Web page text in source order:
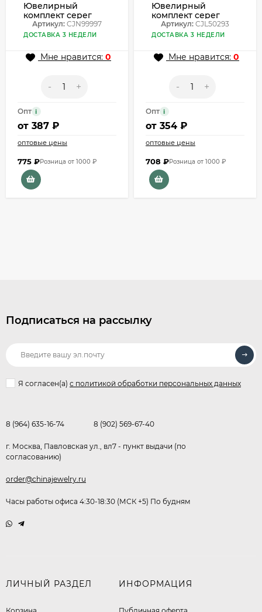
Ювелирный
комплект серег
CJN99997
Артикул: CJN99997
ДОСТАВКА 3 НЕДЕЛИ
Мне нравится: 0
- +
Опт i
от 387 ₽
оптовые цены
775 ₽Розница от 1000 ₽
Ювелирный
комплект серег
CJL50293
Артикул: CJL50293
ДОСТАВКА 3 НЕДЕЛИ
Мне нравится: 0
- +
Опт i
от 354 ₽
оптовые цены
708 ₽Розница от 1000 ₽
Подписаться на рассылку
Я согласен(a) с политикой обработки персональных данных
8 (964) 635-16-74 8 (902) 569-67-40
г. Москва, Павловская ул., вл7 - пункт выдачи (по
согласованию)
order@chinajewelry.ru
Часы работы офиса 4:30-18:30 (МСК +5) По будням
ЛИЧНЫЙ РАЗДЕЛ ИНФОРМАЦИЯ